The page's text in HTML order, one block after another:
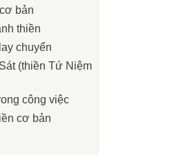
bản
thiền
chuyển
(thiền Tứ Niệm
công việc
cơ bản